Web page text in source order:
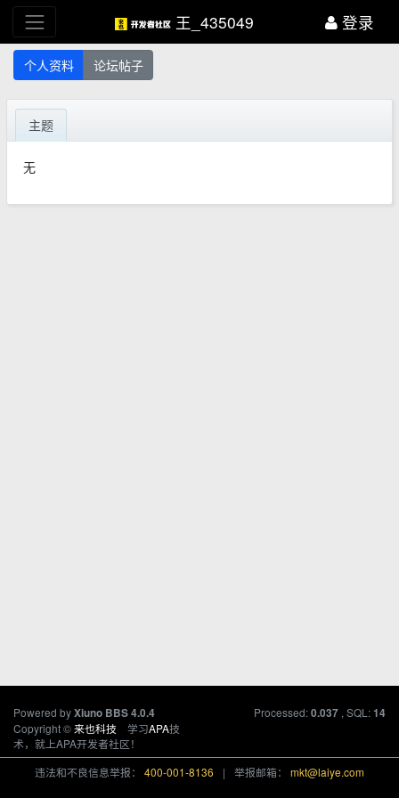
王_435049 登录
个人资料 论坛帖子
主题
无
Powered byXiuno BBS4.0.4
Copyright ©来也科技 学习APA技
术，就上APA开发者社区！
Processed:0.037 , SQL:14
违法和不良信息举报： 400-001-8136 | 举报邮箱： mkt@laiye.com